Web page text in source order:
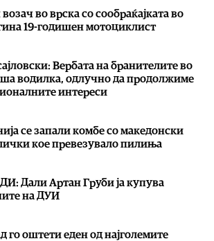
во врска со сообраќајката во
19-годишен мотоциклист
Вербата на бранителите во
водилка, одлучно да продолжиме
интереси
се запали комбе со македонски
кое превезувало пилиња
Дали Артан Груби ја купува
на ДУИ
го оштети еден од најголемите